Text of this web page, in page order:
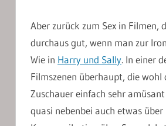
Aber zurück zum Sex in Filmen,
durchaus gut, wenn man zur
Wie in Harry und Sally. In einer
Filmszenen überhaupt, die wohl
Zuschauer einfach sehr
quasi nebenbei auch etwas über